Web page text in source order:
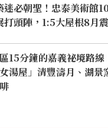
迷必朝聖！忠泰美術館
打頭陣，1:5大屋根8月
15分鐘的嘉義祕境路線
湯屋」清豐濤月、湖景